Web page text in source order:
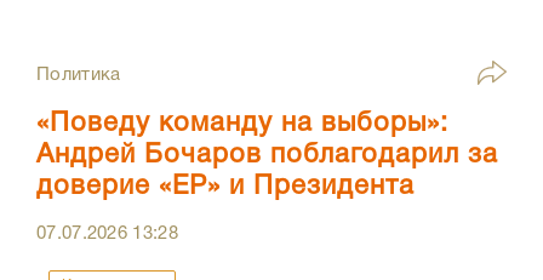
Политика
«Поведу команду на выборы»:
Андрей Бочаров поблагодарил за
доверие «ЕР» и Президента
07.07.2026 13:28